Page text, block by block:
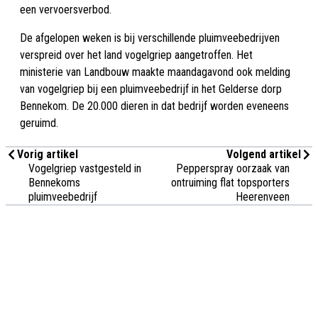
een vervoersverbod.
De afgelopen weken is bij verschillende pluimveebedrijven
verspreid over het land vogelgriep aangetroffen. Het
ministerie van Landbouw maakte maandagavond ook melding
van vogelgriep bij een pluimveebedrijf in het Gelderse dorp
Bennekom. De 20.000 dieren in dat bedrijf worden eveneens
geruimd.
Vorig artikel
Vogelgriep vastgesteld in
Bennekoms
pluimveebedrijf
Volgend artikel
Pepperspray oorzaak van
ontruiming flat topsporters
Heerenveen